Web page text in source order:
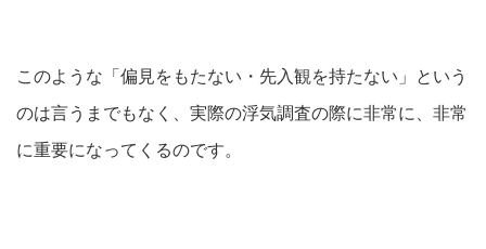
このような「偏見をもたない・先入観を持たない」という
のは言うまでもなく、実際の浮気調査の際に非常に、非常
に重要になってくるのです。